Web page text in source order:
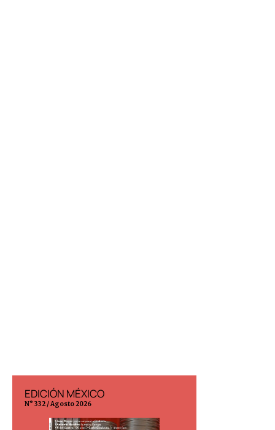
EDICIÓN MÉXICO
N° 332 / Agosto 2026